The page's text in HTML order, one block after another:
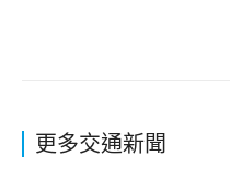
更多交通新聞